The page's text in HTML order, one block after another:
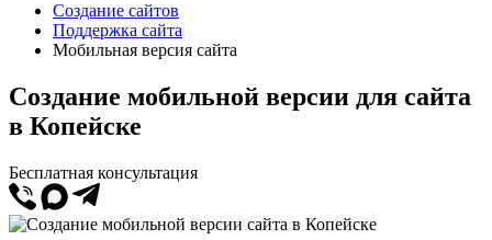
Создание сайтов
Поддержка сайта
Мобильная версия сайта
Создание мобильной версии для сайта
в Копейске
Бесплатная консультация